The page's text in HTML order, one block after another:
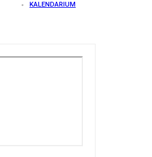
KALENDARIUM